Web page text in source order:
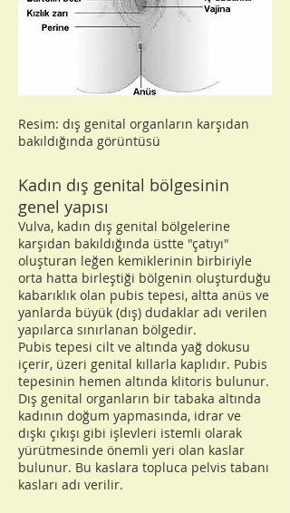
Resim: dış genital organların karşıdan
bakıldığında görüntüsü
Kadın dış genital bölgesinin
genel yapısı
Vulva, kadın dış genital bölgelerine
karşıdan bakıldığında üstte "çatıyı"
oluşturan leğen kemiklerinin birbiriyle
orta hatta birleştiği bölgenin oluşturduğu
kabarıklık olan pubis tepesi, altta anüs ve
yanlarda büyük (dış) dudaklar adı verilen
yapılarca sınırlanan bölgedir.
Pubis tepesi cilt ve altında yağ dokusu
içerir, üzeri genital kıllarla kaplıdır. Pubis
tepesinin hemen altında klitoris bulunur.
Dış genital organların bir tabaka altında
kadının doğum yapmasında, idrar ve
dışkı çıkışı gibi işlevleri istemli olarak
yürütmesinde önemli yeri olan kaslar
bulunur. Bu kaslara topluca pelvis tabanı
kasları adı verilir.